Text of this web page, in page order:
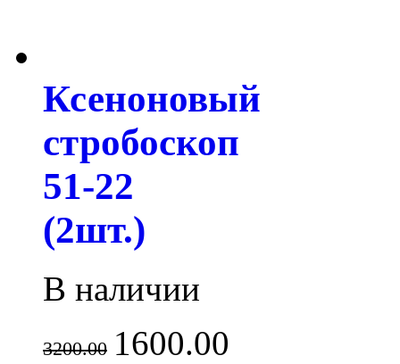
Ксеноновый
стробоскоп
51-22
(2шт.)
В наличии
3200.00 1600.00